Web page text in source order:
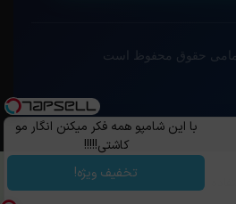
©️ 1405 - 1399 | استفاده از مطالب ساویس‌گیم با ذکر منبع و قرار
با این شامپو همه فکر میکنن انگار مو
کاشتی!!!!!
تخفیف ویژه!